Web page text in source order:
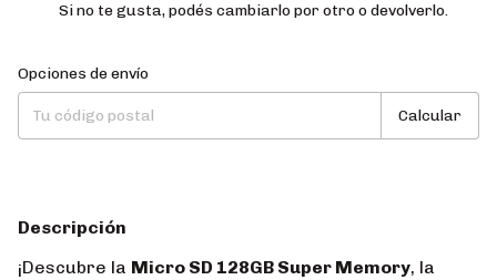
Si no te gusta, podés cambiarlo por otro o devolverlo.
Entregas para el CP:
Opciones de envío
Calcular
Descripción
¡Descubre la Micro SD 128GB Super Memory, la